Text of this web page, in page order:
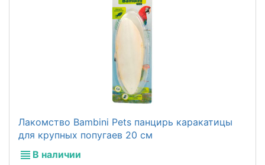
Лакомство Bambini Pets панцирь каракатицы
для крупных попугаев 20 см
В наличии